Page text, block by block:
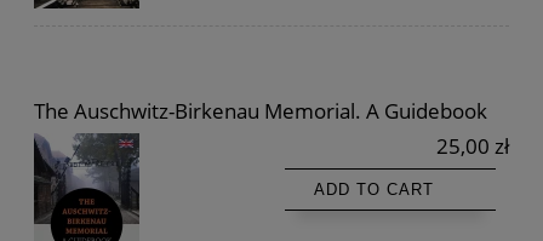
The Auschwitz-Birkenau Memorial. A Guidebook
25,00 zł
ADD TO CART